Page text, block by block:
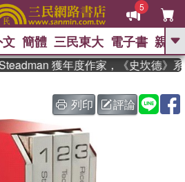
5
GO
The Odyssey 、 父親節 、 如果歷
史是一群喵 、 暑期推薦 、 國際布克
獎 臺灣漫遊錄 、
登輝時代
、 數學女孩：黎曼猜想
偉大的迷走神經
簡體 三民東大 電子書 親子
獲年度作家，《史坎德》系
列印
評論